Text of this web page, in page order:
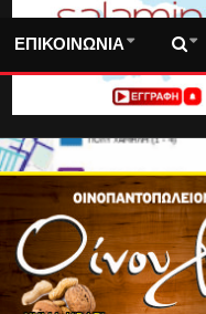
ΕΠΙΚΟΙΝΩΝΙΑ